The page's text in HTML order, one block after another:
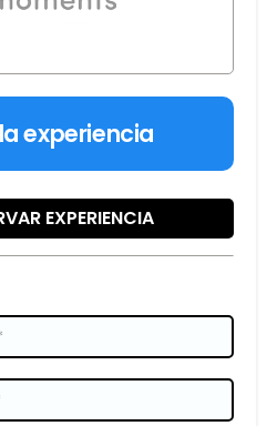
experiencia
EXPERIENCIA